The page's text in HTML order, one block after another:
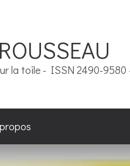
la toile - ISSN 2490-9580